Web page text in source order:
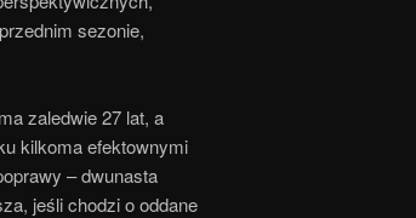
sezonie,
zaledwie 27 lat, a
kilkoma efektownymi
– dwunasta
jeśli chodzi o oddane